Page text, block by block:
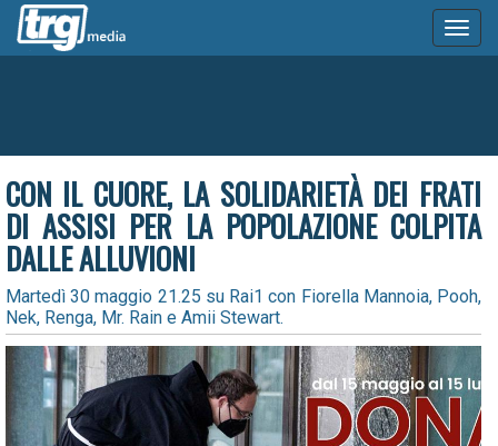
CON IL CUORE, LA SOLIDARIETÀ DEI FRATI
DI ASSISI PER LA POPOLAZIONE COLPITA
DALLE ALLUVIONI
Martedì 30 maggio 21.25 su Rai1 con Fiorella Mannoia, Pooh,
Nek, Renga, Mr. Rain e Amii Stewart.